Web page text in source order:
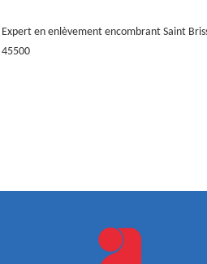
Expert en enlèvement encombrant Saint
45500